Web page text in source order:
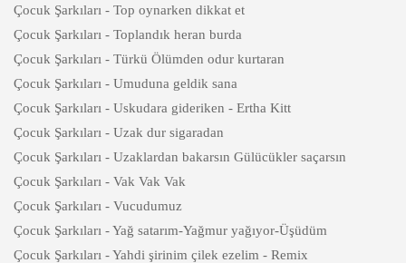
Çocuk Şarkıları - Top oynarken dikkat et
Çocuk Şarkıları - Toplandık heran burda
Çocuk Şarkıları - Türkü Ölümden odur kurtaran
Çocuk Şarkıları - Umuduna geldik sana
Çocuk Şarkıları - Uskudara gideriken - Ertha Kitt
Çocuk Şarkıları - Uzak dur sigaradan
Çocuk Şarkıları - Uzaklardan bakarsın Gülücükler saçarsın
Çocuk Şarkıları - Vak Vak Vak
Çocuk Şarkıları - Vucudumuz
Çocuk Şarkıları - Yağ satarım-Yağmur yağıyor-Üşüdüm
Çocuk Şarkıları - Yahdi şirinim çilek ezelim - Remix